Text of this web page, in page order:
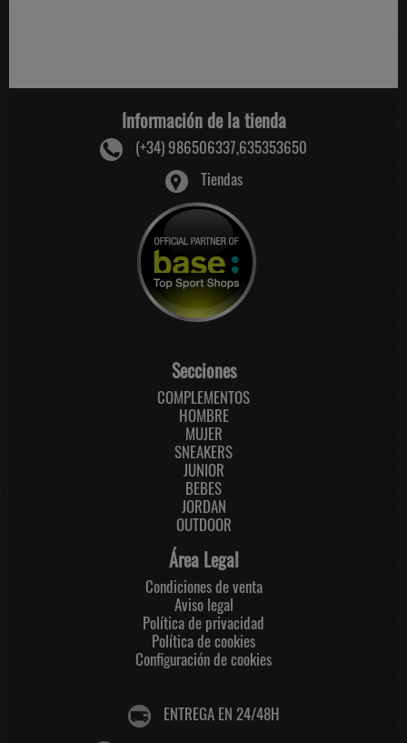
Información de la tienda
(+34) 986506337,635353650
Tiendas
Secciones
COMPLEMENTOS
HOMBRE
MUJER
SNEAKERS
JUNIOR
BEBES
JORDAN
OUTDOOR
Área Legal
Condiciones de venta
Aviso legal
Política de privacidad
Política de cookies
Configuración de cookies
ENTREGA EN 24/48H